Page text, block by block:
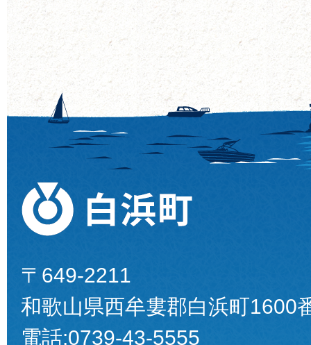
〒649-2211
和歌山県西牟婁郡白浜町1600
電話:0739-43-5555